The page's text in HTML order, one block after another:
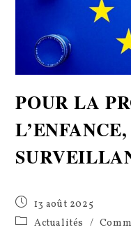
POUR LA
Publication
publiée :
13 août 2025
PostActualités /